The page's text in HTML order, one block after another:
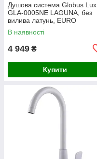
Душова система Globus Lux
GLA-0005NE LAGUNA, без
вилива латунь, EURO
В наявності
4 949 ₴
Купити